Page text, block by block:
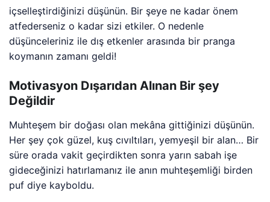
içselleştirdiğinizi düşünün. Bir şeye ne kadar önem
atfederseniz o kadar sizi etkiler. O nedenle
düşünceleriniz ile dış etkenler arasında bir pranga
koymanın zamanı geldi!
Motivasyon Dışarıdan Alınan Bir şey
Değildir
Muhteşem bir doğası olan mekâna gittiğinizi düşünün.
Her şey çok güzel, kuş cıvıltıları, yemyeşil bir alan… Bir
süre orada vakit geçirdikten sonra yarın sabah işe
gideceğinizi hatırlamanız ile anın muhteşemliği birden
puf diye kayboldu.